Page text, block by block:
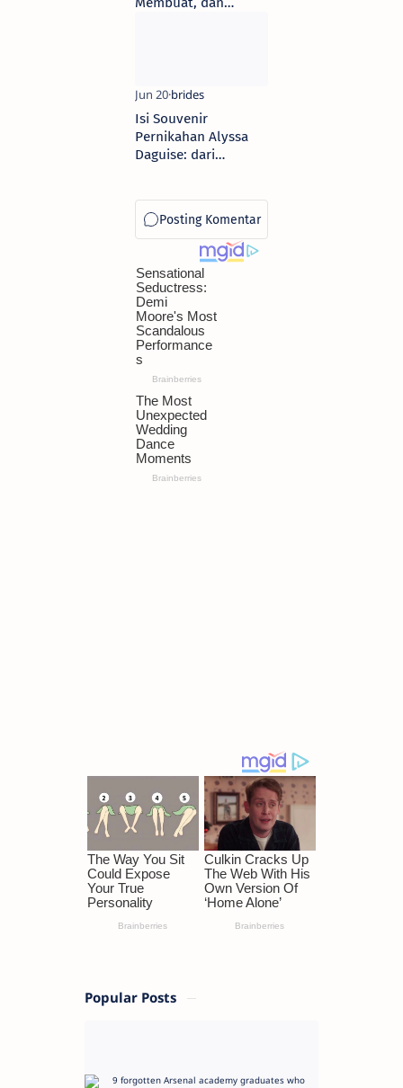
Isi Souvenir
Pernikahan Alyssa
Daguise: dari
Eksklusif
Popular Posts